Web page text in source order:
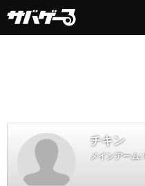
チキン
メインアーム: